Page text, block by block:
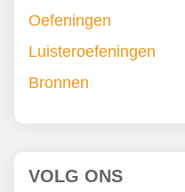
Oefeningen
Luisteroefeningen
Bronnen
VOLG ONS